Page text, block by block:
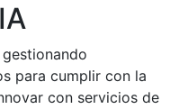
para cumplir con la
con servicios de